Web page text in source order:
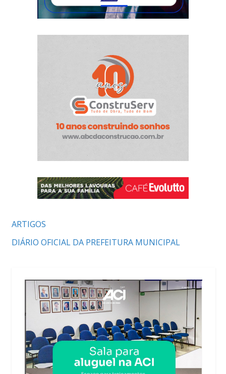
ARTIGOS
DIÁRIO OFICIAL DA PREFEITURA MUNICIPAL